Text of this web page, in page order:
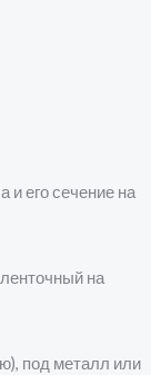
и его сечение на
на
под металл или